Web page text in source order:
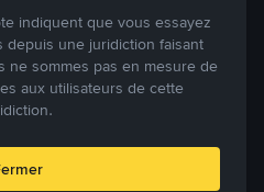
dans plus de 800 modes
fiat. Les utilisateurs peuvent
des cryptomonnaies
tout en définissant leurs prix
sur une Marketplace de
indiquent que vous essayez
depuis une juridiction faisant
ne sommes pas en mesure de
aux utilisateurs de cette